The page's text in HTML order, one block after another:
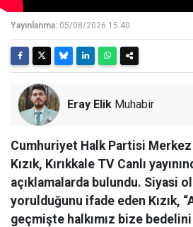
Yayınlanma: 05/08/2026 15:40
Eray Elik Muhabir
Cumhuriyet Halk Partisi Merkez
Kızık, Kırıkkale TV Canlı
açıklamalarda bulundu. Siyasi
yorulduğunu ifade eden Kızık,
geçmişte halkımız bize